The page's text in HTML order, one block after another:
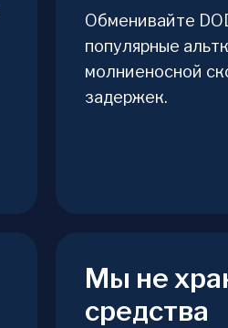
Обменивайте
популярные
молниеносной
задержек.
Мы не
средства